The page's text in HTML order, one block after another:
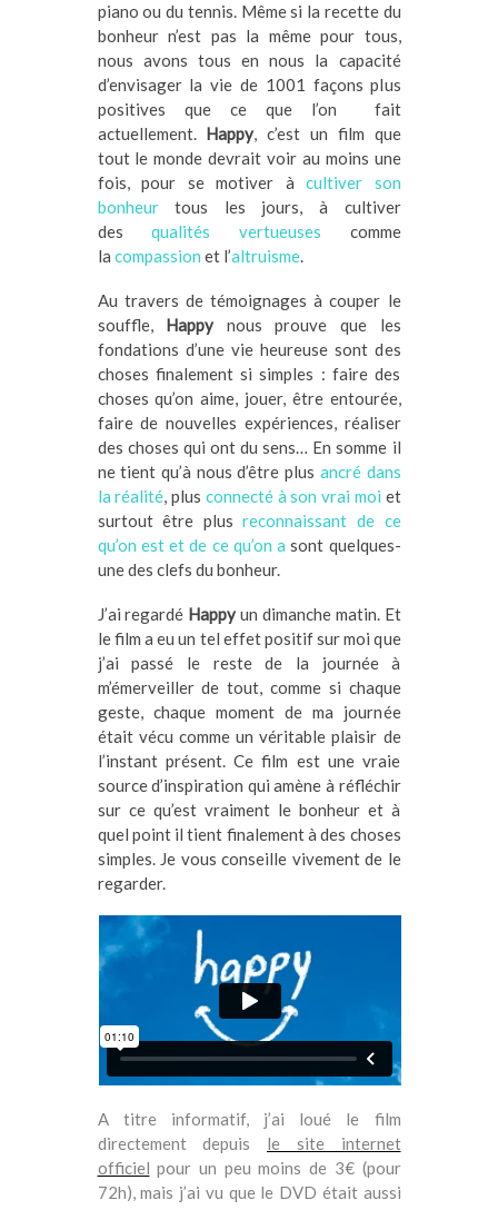
piano ou du tennis. Même si la recette du
bonheur n’est pas la même pour tous,
nous avons tous en nous la capacité
d’envisager la vie de 1001 façons plus
positives que ce que l’on fait
actuellement. Happy, c’est un film que
tout le monde devrait voir au moins une
fois, pour se motiver à cultiver son
bonheurtous les jours, à cultiver
desqualités vertueuses comme
la compassion et l’altruisme.
Au travers de témoignages à couper le
souffle, Happynous prouve que les
fondations d’une vie heureuse sont des
choses finalement si simples : faire des
choses qu’on aime, jouer, être entourée,
faire de nouvelles expériences, réaliser
des choses qui ont du sens… En somme il
ne tient qu’à nous d’être plus ancré dans
la réalité, plus connecté à son vrai moi et
surtout être plusreconnaissant de ce
qu’on est et de ce qu’on a sont quelques-
une des clefs du bonheur.
J’ai regardé Happyun dimanche matin. Et
le film a eu un tel effet positif sur moi que
j’ai passé le reste de la journée à
m’émerveiller de tout, comme si chaque
geste, chaque moment de ma journée
était vécu comme un véritable plaisir de
l’instant présent. Ce film est une vraie
source d’inspiration qui amène à réfléchir
sur ce qu’est vraiment le bonheur et à
quel point il tient finalement à des choses
simples. Je vous conseille vivement de le
regarder.
A titre informatif, j’ai loué le film
directement depuis le site internet
officiel pour un peu moins de 3€ (pour
72h), mais j’ai vu que le DVD était aussi